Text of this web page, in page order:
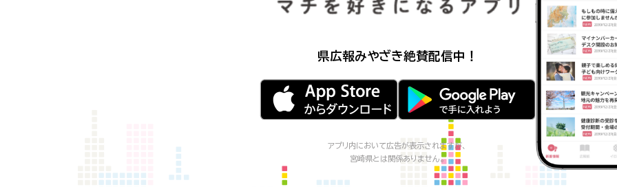
県広報みやざき絶賛配信中！
アプリ内において広告が表示されますが、
宮崎県とは関係ありません。